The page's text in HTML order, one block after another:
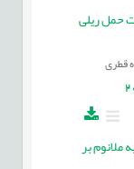
حمل ریلی
بر